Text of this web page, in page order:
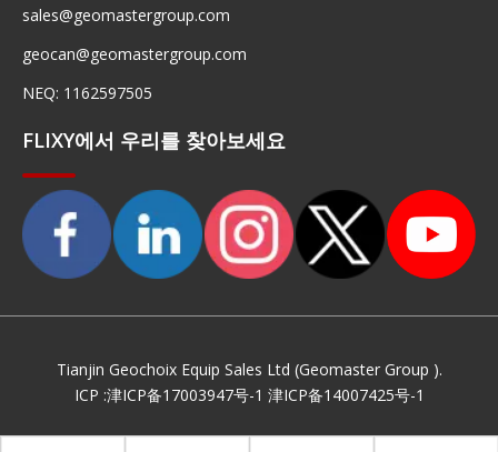
sales@geomastergroup.com
geocan@geomastergroup.com
NEQ: 1162597505
FLIXY에서 우리를 찾아보세요
Tianjin Geochoix Equip Sales Ltd (Geomaster Group ).
ICP :津ICP备17003947号-1 津ICP备14007425号-1